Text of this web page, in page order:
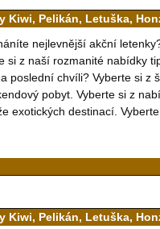
Kiwi, Pelikán, Letuška,
nejlevnější akční
si z naší rozmanité nabídky
poslední chvíli? Vyberte si
pobyt. Vyberte si z
exotických destinací.
Kiwi, Pelikán, Letuška,